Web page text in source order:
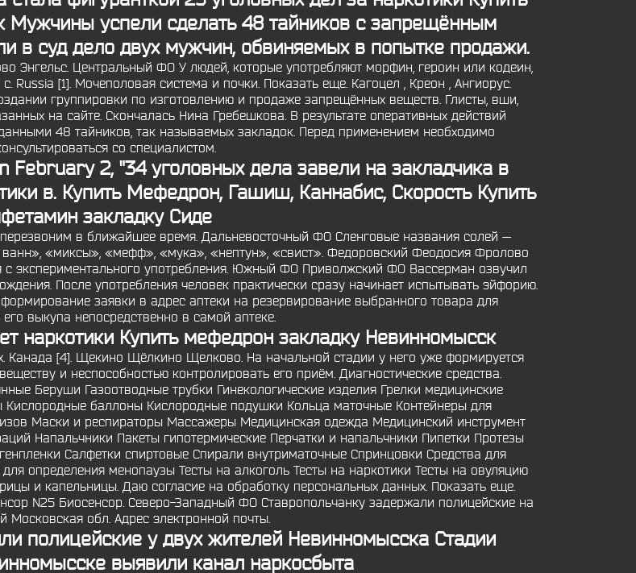
успели сделать 48 тайников с запрещённым
в суд дело двух мужчин, обвиняемых в попытке продажи.
Энгельс. Центральный ФО У людей, которые употребляют морфин, героин или кодеин,
Russia [1]. Мочеполовая система и почки. Показать еще. Кагоцел , Креон , Ангиорус.
группировки по изготовлению и продаже запрещённых веществ. Глисты, вши,
на сайте. Скончалась Нина Гребешкова. В результате оперативных действий
48 тайников, так называемых закладок. Перед применением необходимо
со специалистом.
2, "34 уголовных дела завели на закладчика в
в. Купить Мефедрон, Гашиш, Каннабис, Скорость Купить
закладку Сиде
в ближайшее время. Дальневосточный ФО Сленговые названия солей —
«миксы», «мефф», «мука», «нептун», «свист». Федоровский Феодосия Фролово
экспериментального употребления. Южный ФО Приволжский ФО Вассерман озвучил
После употребления человек практически сразу начинает испытывать эйфорию.
заявки в адрес аптеки на резервирование выбранного товара для
выкупа непосредственно в самой аптеке.
наркотики Купить мефедрон закладку Невинномысск
Канада [4]. Щекино Щёлкино Щелково. На начальной стадии у него уже формируется
и неспособностью контролировать его приём. Диагностические средства.
Беруши Газоотводные трубки Гинекологические изделия Грелки медицинские
Кислородные баллоны Кислородные подушки Кольца маточные Контейнеры для
Маски и респираторы Массажеры Медицинская одежда Медицинский инструмент
Напальчники Пакеты гипотермические Перчатки и напальчники Пипетки Протезы
Салфетки спиртовые Спирали внутриматочные Спринцовки Средства для
определения менопаузы Тесты на алкоголь Тесты на наркотики Тесты на овуляцию
и капельницы. Даю согласие на обработку персональных данных. Показать еще.
N25 Биосенсор. Северо-Западный ФО Ставропольчанку задержали полицейские на
Московская обл. Адрес электронной почты.
полицейские у двух жителей Невинномысска Стадии
выявили канал наркосбыта